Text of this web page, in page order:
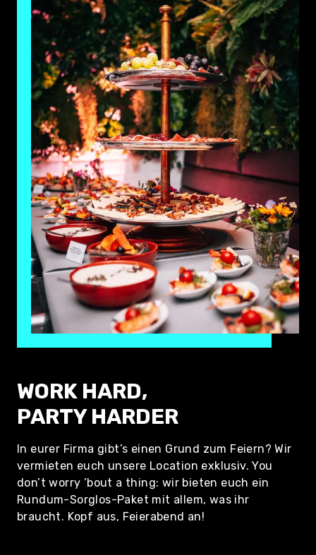
WORK HARD,
⁠PARTY HARDER
In eurer Firma gibt’s einen Grund zum Feiern? Wir
vermieten euch unsere Location exklusiv. You
don’t worry ’bout a thing: wir bieten euch ein
Rundum-Sorglos-Paket mit allem, was ihr
braucht. Kopf aus, Feierabend an!